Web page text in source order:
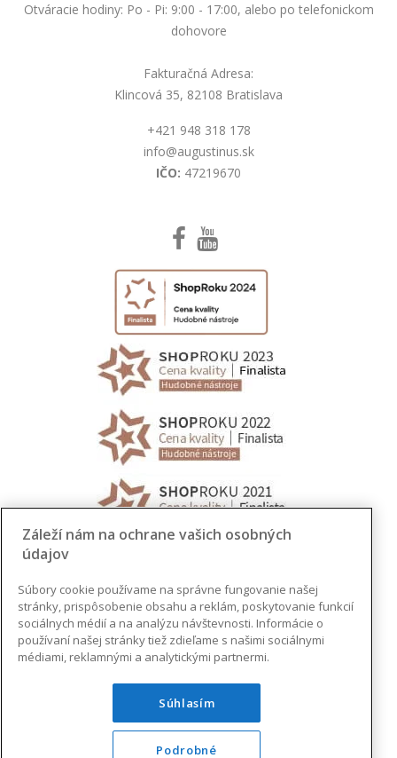
Otváracie hodiny: Po - Pi: 9:00 - 17:00, alebo po telefonickom
dohovore
Fakturačná Adresa:
Klincová 35, 82108 Bratislava
+421 948 318 178
info@augustinus.sk
IČO: 47219670
Záleží nám na ochrane vašich osobných
údajov
Súbory cookie používame na správne fungovanie našej
stránky, prispôsobenie obsahu a reklám, poskytovanie funkcií
sociálnych médií a na analýzu návštevnosti. Informácie o
používaní našej stránky tiež zdieľame s našimi sociálnymi
médiami, reklamnými a analytickými partnermi.
Súhlasím
Podrobné